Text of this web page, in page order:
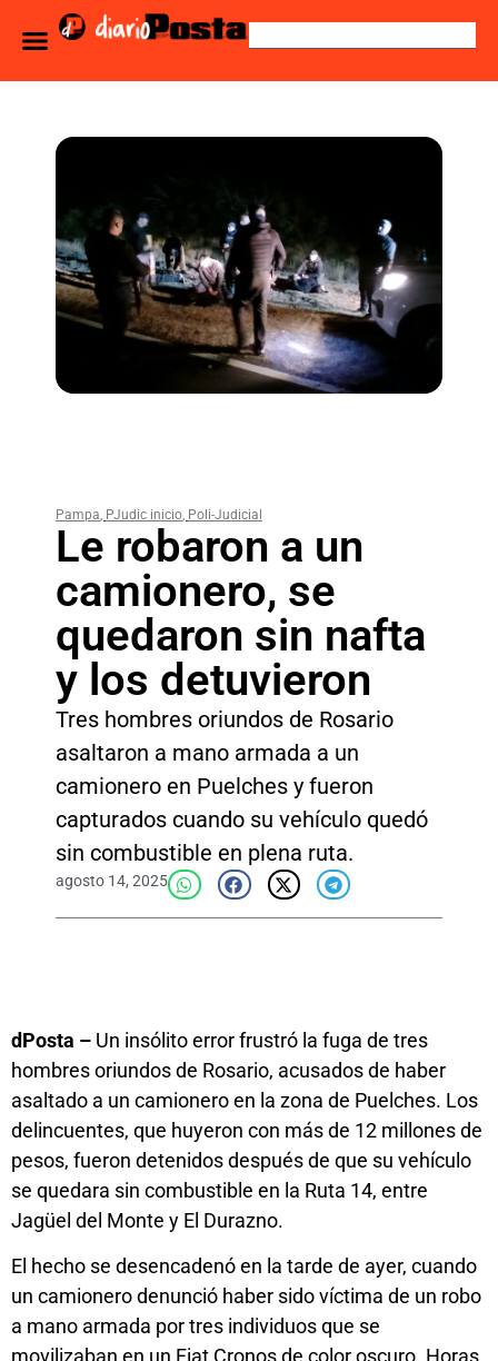
Pampa, PJudic inicio, Poli-Judicial
Le robaron a un
camionero, se
quedaron sin nafta
y los detuvieron
Tres hombres oriundos de Rosario
asaltaron a mano armada a un
camionero en Puelches y fueron
capturados cuando su vehículo quedó
sin combustible en plena ruta.
agosto 14, 2025
dPosta – Un insólito error frustró la fuga de tres
hombres oriundos de Rosario, acusados de haber
asaltado a un camionero en la zona de Puelches. Los
delincuentes, que huyeron con más de 12 millones de
pesos, fueron detenidos después de que su vehículo
se quedara sin combustible en la Ruta 14, entre
Jagüel del Monte y El Durazno.
El hecho se desencadenó en la tarde de ayer, cuando
un camionero denunció haber sido víctima de un robo
a mano armada por tres individuos que se
movilizaban en un Fiat Cronos de color oscuro. Horas